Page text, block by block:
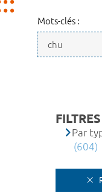
Mots-clés :
Par
(604)